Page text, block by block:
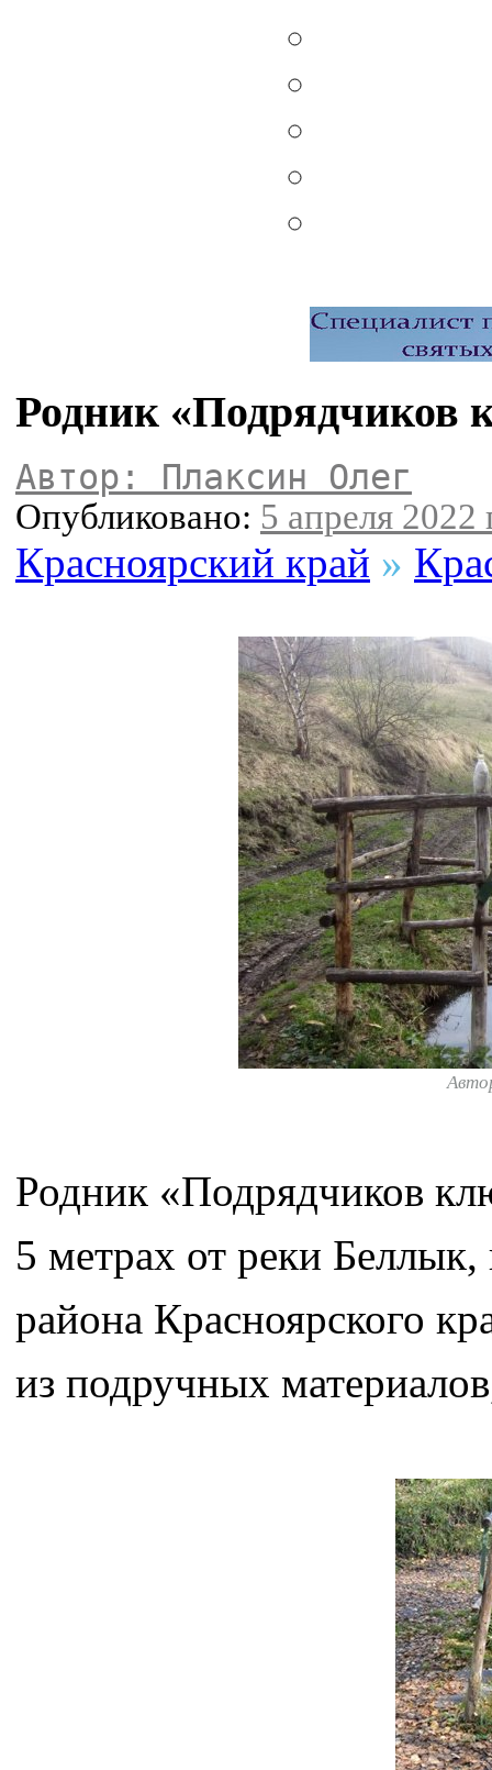
Родник «Подрядчиков
Автор: Плаксин Олег
Опубликовано: 5 апреля 2022
Красноярский край »
Родник «Подрядчиков
5 метрах от реки
района Красноярского
из подручных